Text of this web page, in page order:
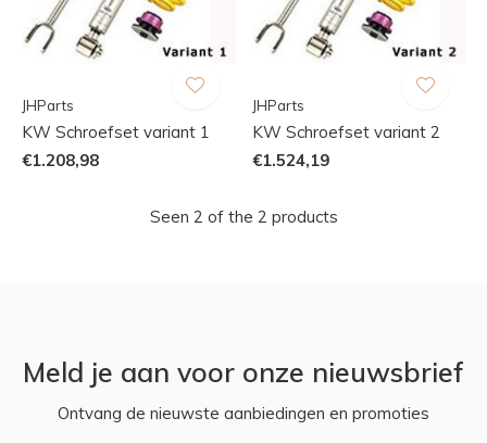
JHParts
KW Schroefset variant 1
€1.208,98
JHParts
KW Schroefset variant 2
€1.524,19
Seen 2 of the 2 products
Meld je aan voor onze nieuwsbrief
Ontvang de nieuwste aanbiedingen en promoties